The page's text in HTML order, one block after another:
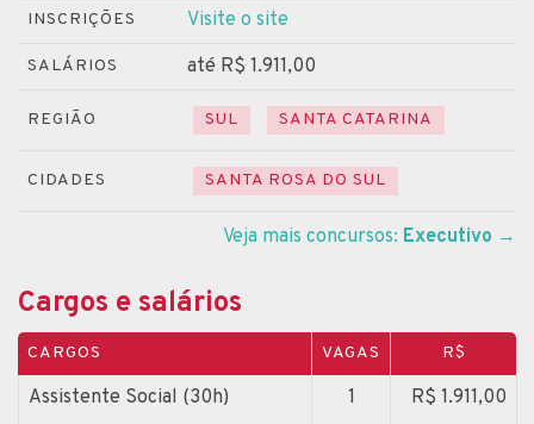
INSCRIÇÕES Visite o site
SALÁRIOS até R$ 1.911,00
REGIÃO SUL SANTA CATARINA
CIDADES SANTA ROSA DO SUL
Veja mais concursos: Executivo →
Cargos e salários
CARGOS VAGAS R$
Assistente Social (30h) 1
R$ 1.911,00